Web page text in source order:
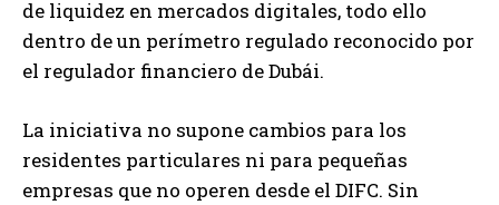
de liquidez en mercados digitales, todo ello
dentro de un perímetro regulado reconocido por
el regulador financiero de Dubái.
La iniciativa no supone cambios para los
residentes particulares ni para pequeñas
empresas que no operen desde el DIFC. Sin